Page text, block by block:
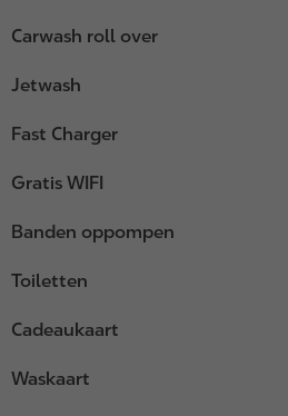
Carwash roll over
Jetwash
Fast Charger
Gratis WIFI
Banden oppompen
Toiletten
Cadeaukaart
Waskaart